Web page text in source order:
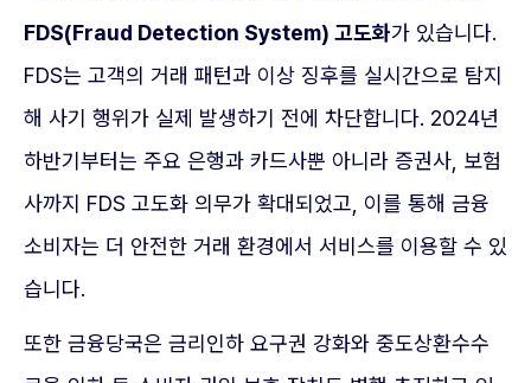
FDS(Fraud Detection System) 고도화가 있습니다.
FDS는 고객의 거래 패턴과 이상 징후를 실시간으로 탐지
해 사기 행위가 실제 발생하기 전에 차단합니다. 2024년
하반기부터는 주요 은행과 카드사뿐 아니라 증권사, 보험
사까지 FDS 고도화 의무가 확대되었고, 이를 통해 금융
소비자는 더 안전한 거래 환경에서 서비스를 이용할 수 있
습니다.
또한 금융당국은 금리인하 요구권 강화와 중도상환수수